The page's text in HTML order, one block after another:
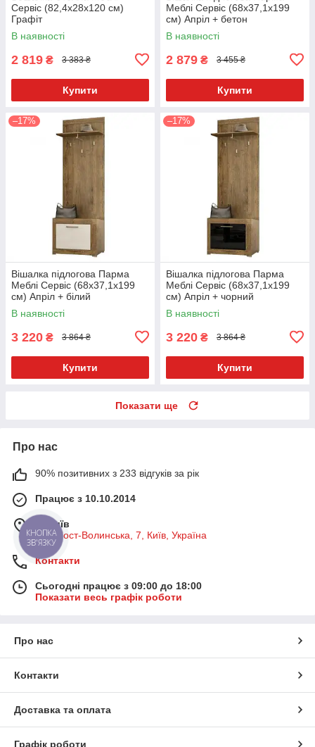
Сервіс (82,4х28х120 см)
Графіт
В наявності
2 819 ₴ 3 383 ₴
Купити
Меблі Сервіс (68х37,1х199
см) Апріл + бетон
В наявності
2 879 ₴ 3 455 ₴
Купити
–17%
Вішалка підлогова Парма
Меблі Сервіс (68х37,1х199
см) Апріл + білий
В наявності
3 220 ₴ 3 864 ₴
Купити
–17%
Вішалка підлогова Парма
Меблі Сервіс (68х37,1х199
см) Апріл + чорний
В наявності
3 220 ₴ 3 864 ₴
Купити
Показати ще
Про нас
90% позитивних з 233 відгуків за рік
Працює з 10.10.2014
м. Київ
вул. Пост-Волинська, 7, Київ, Україна
Контакти
Сьогодні працює з 09:00 до 18:00
Показати весь графік роботи
Про нас
Контакти
Доставка та оплата
Графік роботи
КНОПКА
ЗВ'ЯЗКУ